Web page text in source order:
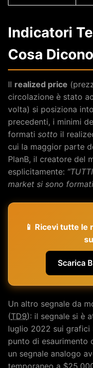
Indicatori
Cosa
Il realized price
circolazione è stato
volta) si posiziona
precedenti, i minimi
formati sotto il
cui la maggior parte
PlanB, il creatore del
esplicitamente:
market si sono
📱 Ricevi tutte
Scarica
Un altro segnale da
(TD9): il segnale si è
luglio 2022 sui grafici
punto di esaurimento
un segnale analogo
temporaneo a